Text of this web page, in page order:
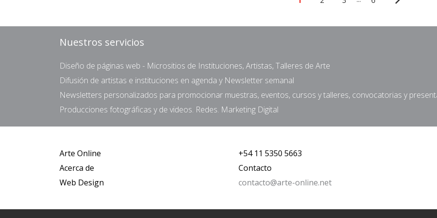
Nuestros servicios
Diseño de páginas web - Micrositios de Instituciones, Artistas, Talleres de Arte
Difusión de artistas e instituciones en agenda y Newsletter semanal
Newsletters personalizados para promocionar muestras, eventos, cursos y talleres, convocatorias y
Producciones fotográficas y de videos. Redes. Marketing Digital
Arte Online
Acerca de
Web Design
+54 11 5350 5663
Contacto
contacto@arte-online.net